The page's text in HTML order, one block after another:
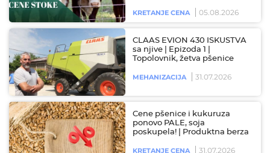
KRETANJE CENA 05.08.2026
CLAAS EVION 430 ISKUSTVA
sa njive | Epizoda 1 |
Topolovnik, žetva pšenice
MEHANIZACIJA 31.07.2026
Cene pšenice i kukuruza
ponovo PALE, soja
poskupela! | Produktna berza
KRETANJE CENA 31.07.2026